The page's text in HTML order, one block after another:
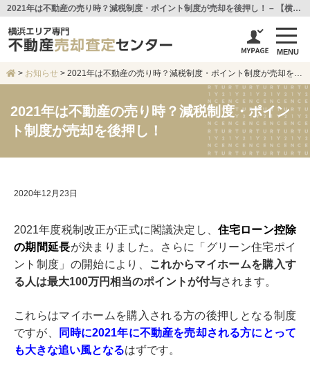
2021年は不動産の売り時？減税制度・ポイント制度が売却を後押し！ – 【横浜エリア専門不動産売却査定センター】センチュリー21アイ建設
MENU
> お知らせ > 2021年は不動産の売り時？減税制度・ポイント制度が売却を後押し！
2021年は不動産の売り時？減税制度・ポイン
ト制度が売却を後押し！
2020年12月23日
2021年度税制改正が正式に閣議決定し、 住宅ローン控除
の期間延長が決まりました。さらに「グリーン住宅ポイ
ント制度」の開始により、
これからマイホームを購入す
る人は最大100万円相当のポイントが付与されます。
これらはマイホームを購入される方の後押しとなる制度
ですが、
同時に2021年に不動産を売却される方にとって
も大きな追い風となるはずです。